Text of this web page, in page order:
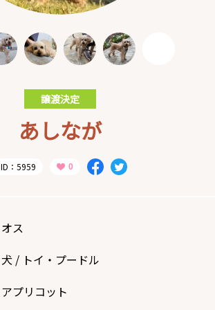
譲渡決定
あしなが
ID：5959
オス
犬 / トイ・プードル
アプリコット